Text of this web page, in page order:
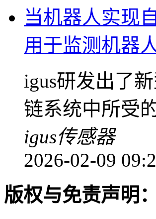
当机器人实现
用于监测机器
igus研发出了
链系统中所受
igus传感器
2026-02-09
版权与免责声明：